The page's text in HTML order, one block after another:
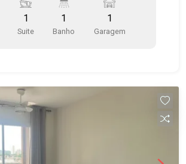
localizado na região centro-oeste
dos Campos, possui lindas praças e
próximo ao
sua visita!!
#aptovenda
#JardimAquarius #aptolocação
1
Suite
1
Banho
1
Garagem